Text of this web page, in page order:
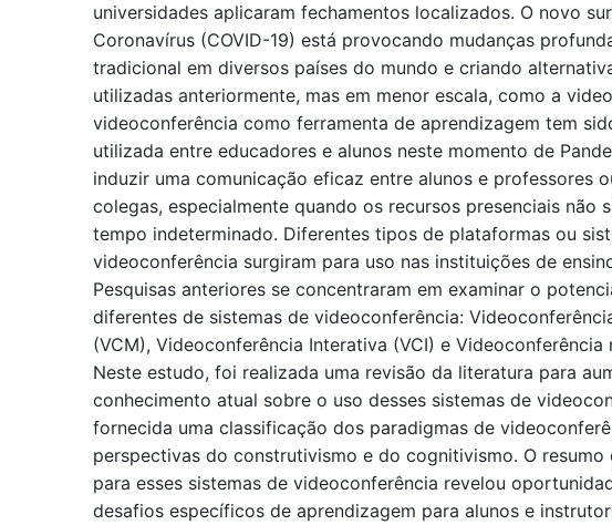
universidades aplicaram fechamentos localizados. O novo
Coronavírus (COVID-19) está provocando mudanças
tradicional em diversos países do mundo e criando
utilizadas anteriormente, mas em menor escala, como a
videoconferência como ferramenta de aprendizagem tem
utilizada entre educadores e alunos neste momento de
induzir uma comunicação eficaz entre alunos e professores
colegas, especialmente quando os recursos presenciais não
tempo indeterminado. Diferentes tipos de plataformas ou
videoconferência surgiram para uso nas instituições de
Pesquisas anteriores se concentraram em examinar o
diferentes de sistemas de videoconferência:
(VCM), Videoconferência Interativa (VCI) e Videoconferência
Neste estudo, foi realizada uma revisão da literatura para
conhecimento atual sobre o uso desses sistemas de
fornecida uma classificação dos paradigmas de
perspectivas do construtivismo e do cognitivismo. O resumo
para esses sistemas de videoconferência revelou
desafios específicos de aprendizagem para alunos e